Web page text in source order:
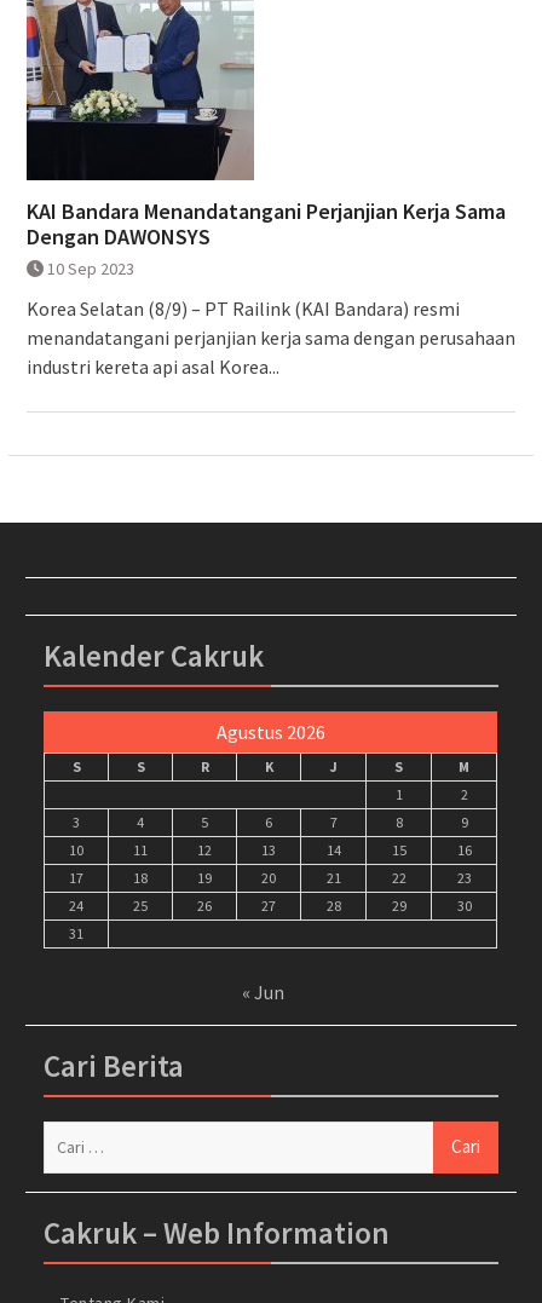
KAI Bandara Menandatangani Perjanjian Kerja Sama
Dengan DAWONSYS
10 Sep 2023
Korea Selatan (8/9) – PT Railink (KAI Bandara) resmi
menandatangani perjanjian kerja sama dengan perusahaan
industri kereta api asal Korea...
Kalender Cakruk
Agustus 2026
S S R K J S
M
1
2
3
4 5 6 7 8
9
10
11 12 13 14 15
16
17
18 19 20 21 22
23
24
25 26 27 28 29
30
31
« Jun
Cari Berita
Cakruk – Web Information